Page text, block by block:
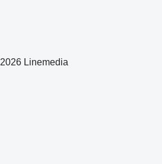
Linemedia